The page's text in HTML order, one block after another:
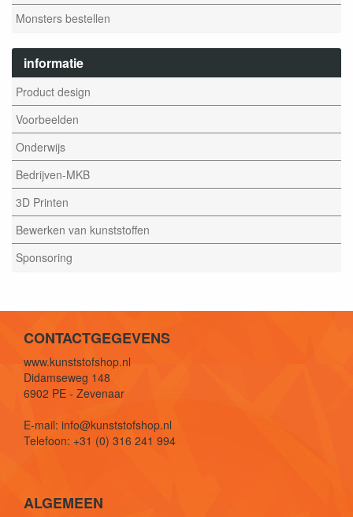
Monsters bestellen
informatie
Product design
Voorbeelden
Onderwijs
Bedrijven-MKB
3D Printen
Bewerken van kunststoffen
Sponsoring
CONTACTGEGEVENS
www.kunststofshop.nl
Didamseweg 148
6902 PE - Zevenaar
E-mail: info@kunststofshop.nl
Telefoon: +31 (0) 316 241 994
ALGEMEEN